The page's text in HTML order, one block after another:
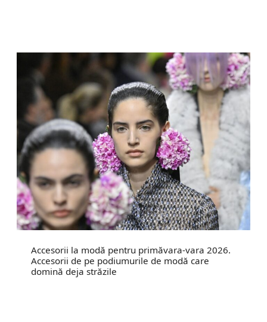
Accesorii la modă pentru primăvara-vara 2026.
Accesorii de pe podiumurile de modă care
domină deja străzile